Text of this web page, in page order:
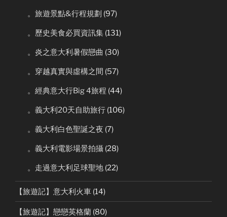
。旅遊景點&行程規劃 (97)
。歷史美食必買資訊集 (131)
。炎之意大利暑假戀曲 (30)
。穿越真實與虛構之間 (57)
。經典意大行Big 4旅程 (44)
。義大利20天自助旅行 (106)
。義大利白色聖誕之夜 (7)
。義大利電影場景拍攝 (28)
。走過意大利足球聖地 (22)
【旅遊記】意大利火車 (14)
【旅遊記】戀戀英格蘭 (80)